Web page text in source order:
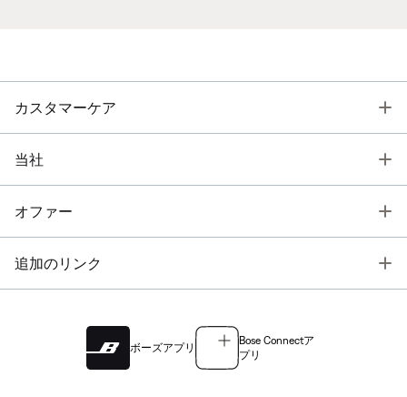
カスタマーケア
当社
オファー
追加のリンク
ボーズアプリ
Bose Connectア
プリ